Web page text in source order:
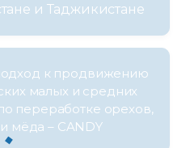
и Таджикистане
к продвижению
малых и средних
переработке орехов,
мёда – CANDY